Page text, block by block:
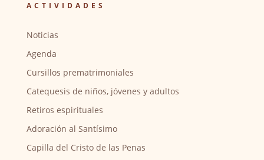
ACTIVIDADES
Noticias
Agenda
Cursillos prematrimoniales
Catequesis de niños, jóvenes y adultos
Retiros espirituales
Adoración al Santísimo
Capilla del Cristo de las Penas